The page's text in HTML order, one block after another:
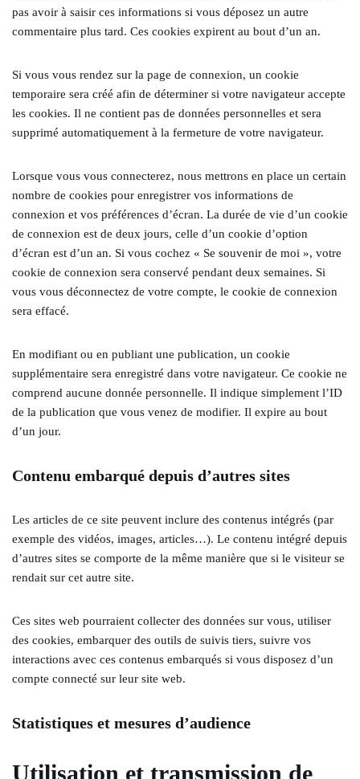
pas avoir à saisir ces informations si vous déposez un autre
commentaire plus tard. Ces cookies expirent au bout d’un an.
Si vous vous rendez sur la page de connexion, un cookie
temporaire sera créé afin de déterminer si votre navigateur accepte
les cookies. Il ne contient pas de données personnelles et sera
supprimé automatiquement à la fermeture de votre navigateur.
Lorsque vous vous connecterez, nous mettrons en place un certain
nombre de cookies pour enregistrer vos informations de
connexion et vos préférences d’écran. La durée de vie d’un cookie
de connexion est de deux jours, celle d’un cookie d’option
d’écran est d’un an. Si vous cochez « Se souvenir de moi », votre
cookie de connexion sera conservé pendant deux semaines. Si
vous vous déconnectez de votre compte, le cookie de connexion
sera effacé.
En modifiant ou en publiant une publication, un cookie
supplémentaire sera enregistré dans votre navigateur. Ce cookie ne
comprend aucune donnée personnelle. Il indique simplement l’ID
de la publication que vous venez de modifier. Il expire au bout
d’un jour.
Contenu embarqué depuis d’autres sites
Les articles de ce site peuvent inclure des contenus intégrés (par
exemple des vidéos, images, articles…). Le contenu intégré depuis
d’autres sites se comporte de la même manière que si le visiteur se
rendait sur cet autre site.
Ces sites web pourraient collecter des données sur vous, utiliser
des cookies, embarquer des outils de suivis tiers, suivre vos
interactions avec ces contenus embarqués si vous disposez d’un
compte connecté sur leur site web.
Statistiques et mesures d’audience
Utilisation et transmission de